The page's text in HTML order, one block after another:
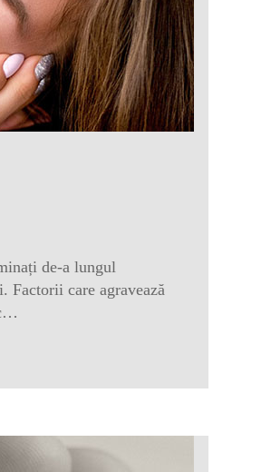
de-a lungul
Factorii care agravează